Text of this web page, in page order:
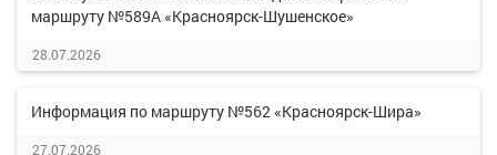
маршруту №589А «Красноярск-Шушенское»
28.07.2026
Информация по маршруту №562 «Красноярск-Шира»
27.07.2026